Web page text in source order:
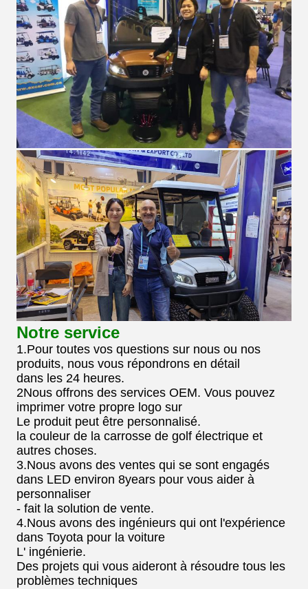
Notre service
1.Pour toutes vos questions sur nous ou nos
produits, nous vous répondrons en détail
dans les 24 heures.
2Nous offrons des services OEM. Vous pouvez
imprimer votre propre logo sur
Le produit peut être personnalisé.
la couleur de la carrosse de golf électrique et
autres choses.
3.Nous avons des ventes qui se sont engagés
dans LED environ 8years pour vous aider à
personnaliser
- fait la solution de vente.
4.Nous avons des ingénieurs qui ont l'expérience
dans Toyota pour la voiture
L' ingénierie.
Des projets qui vous aideront à résoudre tous les
problèmes techniques